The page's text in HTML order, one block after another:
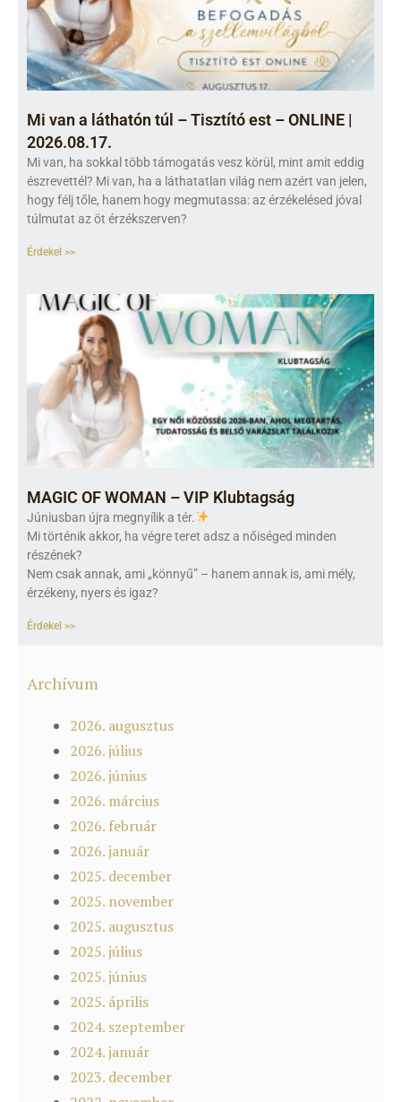
Mi van a láthatón túl – Tisztító est – ONLINE |
2026.08.17.
Mi van, ha sokkal több támogatás vesz körül, mint amit eddig
észrevettél? Mi van, ha a láthatatlan világ nem azért van jelen,
hogy félj tőle, hanem hogy megmutassa: az érzékelésed jóval
túlmutat az öt érzékszerven?
Érdekel >>
MAGIC OF WOMAN – VIP Klubtagság
Júniusban újra megnyílik a tér.
Mi történik akkor, ha végre teret adsz a nőiséged minden
részének?
Nem csak annak, ami „könnyű” – hanem annak is, ami mély,
érzékeny, nyers és igaz?
Érdekel >>
Archívum
2026. augusztus
2026. július
2026. június
2026. március
2026. február
2026. január
2025. december
2025. november
2025. augusztus
2025. július
2025. június
2025. április
2024. szeptember
2024. január
2023. december